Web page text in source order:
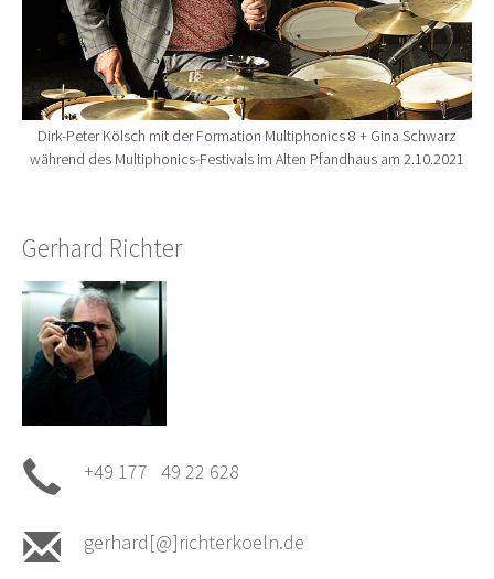
Dirk-Peter Kölsch mit der Formation Multiphonics 8 + Gina Schwarz
während des Multiphonics-Festivals im Alten Pfandhaus am 2.10.2021
Gerhard Richter
+49 177 49 22 628
gerhard[@]richterkoeln.de